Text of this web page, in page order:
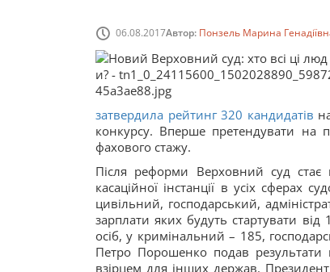
06.08.2017Автор: Понзель Марина
затвердила рейтинг 320 кандидатів
конкурсу. Вперше претендувати на
фахового стажу.
Після реформи Верховний суд стає
касаційної інстанції в усіх сферах
цивільний, господарський,
зарплати яких будуть стартувати
осіб, у кримінальний – 185,
Петро Порошенко подав
взірцем для інших держав.